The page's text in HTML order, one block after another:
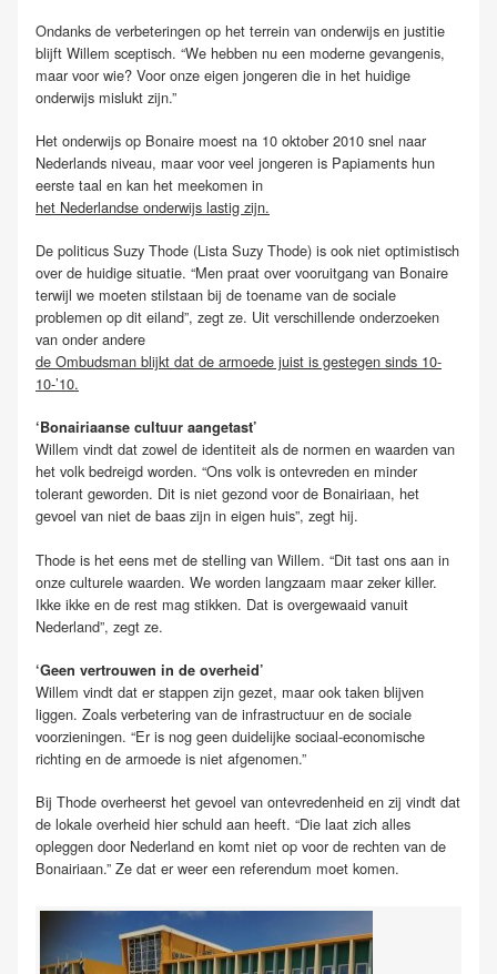
Ondanks de verbeteringen op het terrein van onderwijs en justitie
blijft Willem sceptisch. “We hebben nu een moderne gevangenis,
maar voor wie? Voor onze eigen jongeren die in het huidige
onderwijs mislukt zijn.”
Het onderwijs op Bonaire moest na 10 oktober 2010 snel naar
Nederlands niveau, maar voor veel jongeren is Papiaments hun
eerste taal en kan het meekomen in
het Nederlandse onderwijs lastig zijn.
De politicus Suzy Thode (Lista Suzy Thode) is ook niet optimistisch
over de huidige situatie. “Men praat over vooruitgang van Bonaire
terwijl we moeten stilstaan bij de toename van de sociale
problemen op dit eiland”, zegt ze. Uit verschillende onderzoeken
van onder andere
de Ombudsman blijkt dat de armoede juist is gestegen sinds 10-
10-’10.
‘Bonairiaanse cultuur aangetast’
Willem vindt dat zowel de identiteit als de normen en waarden van
het volk bedreigd worden. “Ons volk is ontevreden en minder
tolerant geworden. Dit is niet gezond voor de Bonairiaan, het
gevoel van niet de baas zijn in eigen huis”, zegt hij.
Thode is het eens met de stelling van Willem. “Dit tast ons aan in
onze culturele waarden. We worden langzaam maar zeker killer.
Ikke ikke en de rest mag stikken. Dat is overgewaaid vanuit
Nederland”, zegt ze.
‘Geen vertrouwen in de overheid’
Willem vindt dat er stappen zijn gezet, maar ook taken blijven
liggen. Zoals verbetering van de infrastructuur en de sociale
voorzieningen. “Er is nog geen duidelijke sociaal-economische
richting en de armoede is niet afgenomen.”
Bij Thode overheerst het gevoel van ontevredenheid en zij vindt dat
de lokale overheid hier schuld aan heeft. “Die laat zich alles
opleggen door Nederland en komt niet op voor de rechten van de
Bonairiaan.” Ze dat er weer een referendum moet komen.